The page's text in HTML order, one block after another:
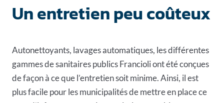
Un entretien peu coûteux
Autonettoyants, lavages automatiques, les différentes
gammes de sanitaires publics Francioli ont été conçues
de façon à ce que l’entretien soit minime. Ainsi, il est
plus facile pour les municipalités de mettre en place ce